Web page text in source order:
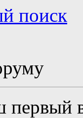
поиск
первый